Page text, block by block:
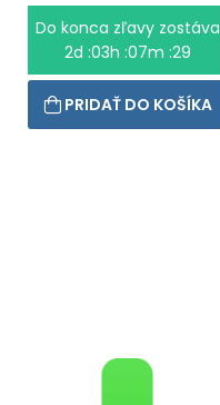
Do konca zľavy zostáva
2d :03h :07m :28
PRIDAŤ DO KOŠÍKA